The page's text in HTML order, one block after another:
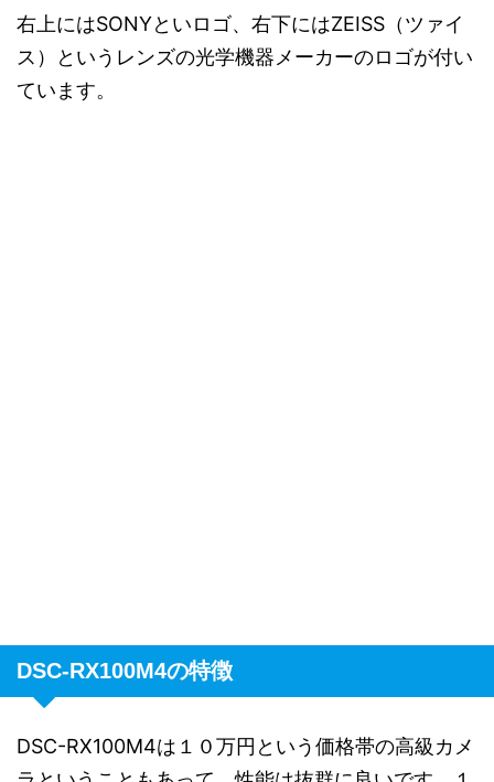
右上にはSONYといロゴ、右下にはZEISS（ツァイ
ス）というレンズの光学機器メーカーのロゴが付い
ています。
DSC-RX100M4の特徴
DSC-RX100M4は１０万円という価格帯の高級カメ